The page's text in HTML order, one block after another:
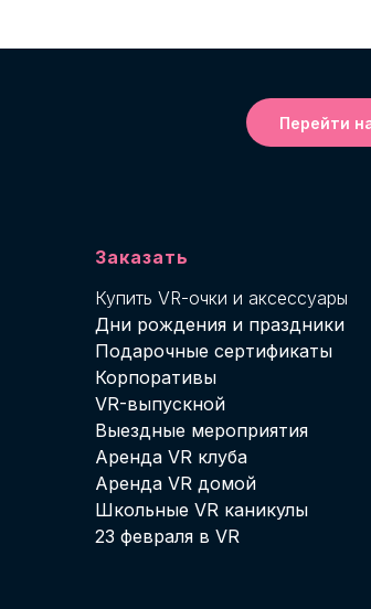
Перейти
Заказать
Купить VR-очки и аксессуары
Дни рождения и праздники
Подарочные сертификаты
Корпоративы
VR-выпускной
Выездные мероприятия
Аренда VR клуба
Аренда VR домой
Школьные VR каникулы
23 февраля в VR